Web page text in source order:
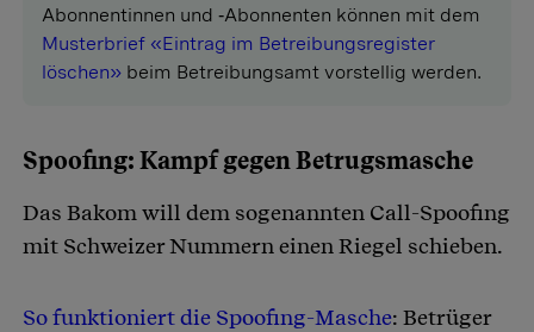
Abonnentinnen und ‑Abonnenten können mit dem
Musterbrief «Eintrag im Betreibungsregister
löschen» beim Betreibungsamt vorstellig werden.
Spoofing: Kampf gegen Betrugsmasche
Das Bakom will dem sogenannten Call-Spoofing
mit Schweizer Nummern einen Riegel schieben.
So funktioniert die Spoofing-Masche: Betrüger